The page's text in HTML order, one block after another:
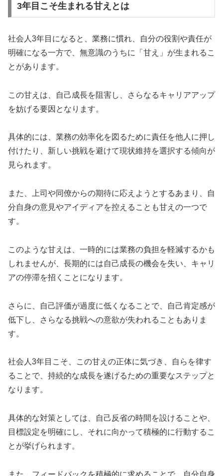
3年目こそ生まれる甘えとは
社会人3年目になると、業務に慣れ、自分の役割や責任が
明確になる一方で、無意識のうちに「甘え」が生まれるこ
とがあります。
この甘えは、自己成長を阻害し、さらなるキャリアアップ
を妨げる要因となります。
具体的には、業務の効率化を図るために責任を他人に押し
付けたり、新しい挑戦を避けて現状維持を選択する傾向が
見られます。
また、上司や同僚からの期待に応えようとするあまり、自
分自身の意見やアイディアを控えることも甘えの一つで
す。
このような甘えは、一時的には業務の負担を軽減するかも
しれませんが、長期的には自己成長の機会を失い、キャリ
アの停滞を招くことになります。
さらに、自己評価が過度に低くなることで、自己肯定感が
低下し、さらなる挑戦への意欲が失われることもありま
す。
社会人3年目こそ、この甘えの正体に気づき、自らを律す
ることで、持続的な成長を遂げるための重要なステップと
なります。
具体的な対策としては、自己反省の時間を設けることや、
目標設定を明確にし、それに向かって積極的に行動するこ
とが挙げられます。
また、フィードバックを積極的に求めることで、自分自身